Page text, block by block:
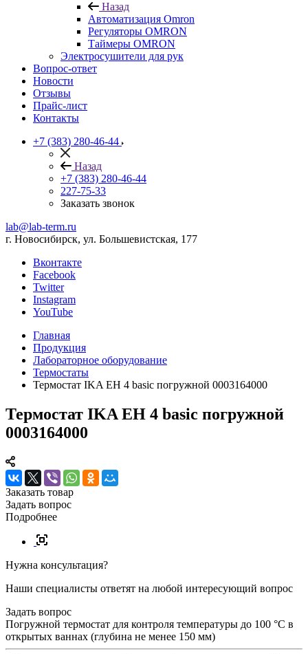
Назад
Автоматизация Omron
Регуляторы OMRON
Таймеры OMRON
Электросушители для рук
Вопрос-ответ
Новости
Отзывы
Прайс-лист
Контакты
+7 (383) 280-46-44
Назад
+7 (383) 280-46-44
227-75-33
Заказать звонок
lab@lab-term.ru
г. Новосибирск, ул. Большевистская, 177
Вконтакте
Facebook
Twitter
Instagram
YouTube
Главная
Продукция
Лабораторное оборудование
Термостаты
Термостат IKA EH 4 basic погружной 0003164000
Термостат IKA EH 4 basic погружной
0003164000
Заказать товар
Задать вопрос
Подробнее
Нужна консультация?
Наши специалисты ответят на любой интересующий вопрос
Задать вопрос
Погружной термостат для контроля температуры до 100 °С в
открытых ваннах (глубина не менее 150 мм)